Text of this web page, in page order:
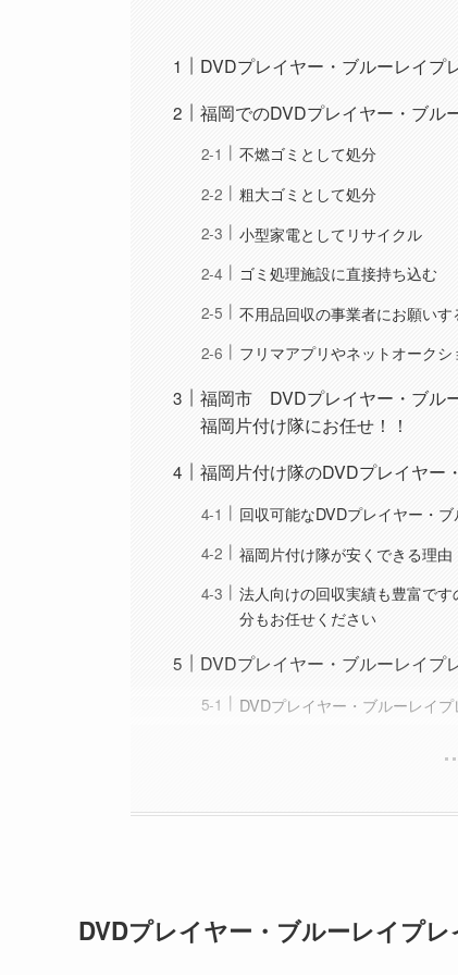
DVDプレイヤー・ブルーレイプ
福岡でのDVDプレイヤー・ブル
不燃ゴミとして処分
粗大ゴミとして処分
小型家電としてリサイクル
ゴミ処理施設に直接持ち込む
不用品回収の事業者にお願いす
フリマアプリやネットオークシ
福岡市 DVDプレイヤー・ブル
福岡片付け隊にお任せ！！
福岡片付け隊のDVDプレイヤー
回収可能なDVDプレイヤー・
福岡片付け隊が安くできる理由
法人向けの回収実績も豊富で
分もお任せください
DVDプレイヤー・ブルーレイプ
DVDプレイヤー・ブルーレイ
DVDプレイヤー・ブルーレイプ